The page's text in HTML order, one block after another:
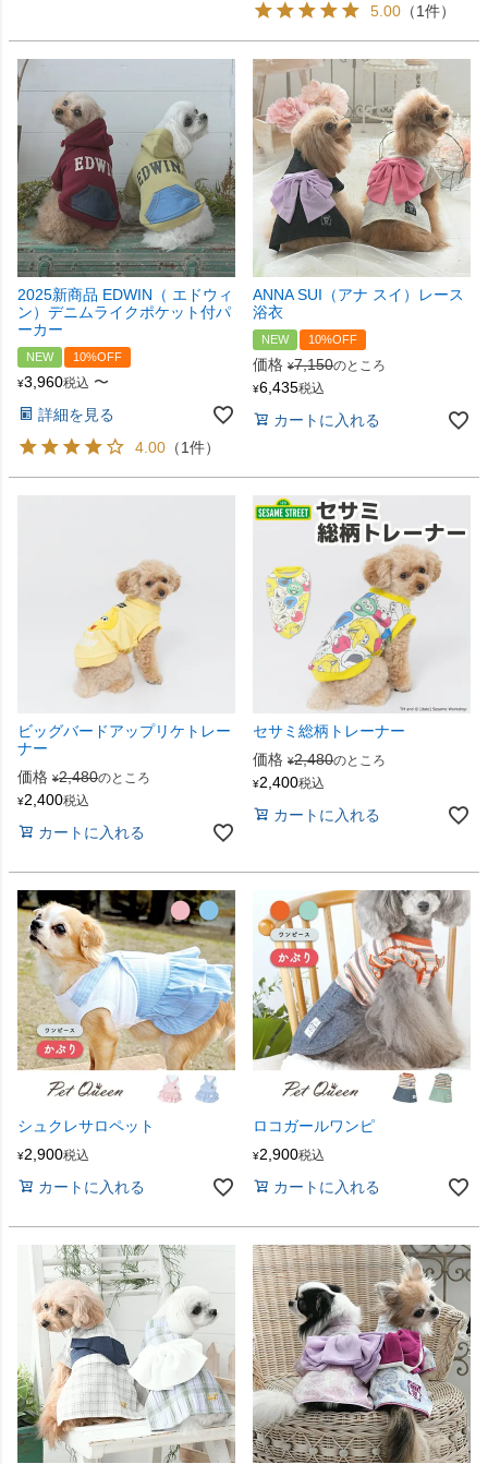
5.00 （1件）
2025新商品 EDWIN（ エドウィ
ン）デニムライクポケット付パ
ーカー
NEW 10%OFF
¥3,960税込 〜
詳細を見る
4.00 （1件）
ANNA SUI（アナ スイ）レース
浴衣
NEW 10%OFF
価格 ¥7,150のところ
¥6,435税込
カートに入れる
ビッグバードアップリケトレー
ナー
価格 ¥2,480のところ
¥2,400税込
カートに入れる
セサミ総柄トレーナー
価格 ¥2,480のところ
¥2,400税込
カートに入れる
シュクレサロペット
¥2,900税込
カートに入れる
ロコガールワンピ
¥2,900税込
カートに入れる